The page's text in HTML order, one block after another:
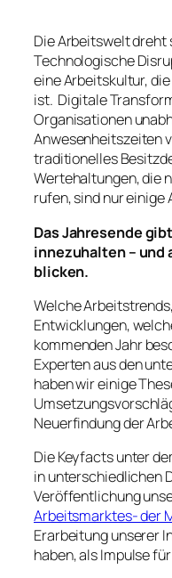
Die Arbeitswelt
Technologische
eine Arbeitskultur,
ist. Digitale
Organisationen
Anwesenheitszeiten
traditionelles
Wertehaltungen, die
rufen, sind nur einige
Das Jahresende
innezuhalten – und
blicken.
Welche
Entwicklungen,
kommenden Jahr
Experten aus den
haben wir einige
Neuerfindung der
Die Keyfacts unter
in unterschiedlichen
Veröffentlichung
Arbeitsmarktes- der
Erarbeitung unserer
haben, als Impulse